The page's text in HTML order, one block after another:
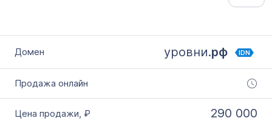
уровни.рф IDN
290 000